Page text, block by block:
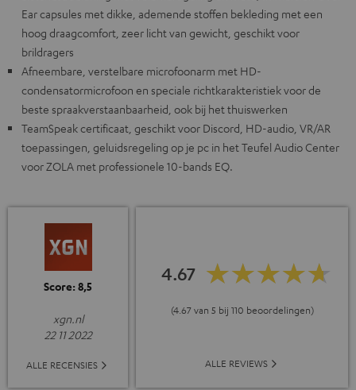
Ear capsules met dikke, ademende stoffen bekleding met een
hoog draagcomfort, zeer licht van gewicht, geschikt voor
brildragers
Afneembare, verstelbare microfoonarm met HD-
condensatormicrofoon en speciale richtkarakteristiek voor de
beste spraakverstaanbaarheid, ook bij het thuiswerken
TeamSpeak certificaat, geschikt voor Discord, HD-audio, VR/AR
toepassingen, geluidsregeling op je pc in het Teufel Audio Center
voor ZOLA met professionele 10-bands EQ.
Score: 8,5
xgn.nl
22 11 2022
ALLE RECENSIES
4.67
(4.67 van 5 bij 110 beoordelingen)
ALLE REVIEWS